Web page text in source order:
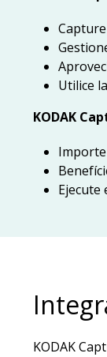
Utilice
KODAK
Ejecute
KODAK